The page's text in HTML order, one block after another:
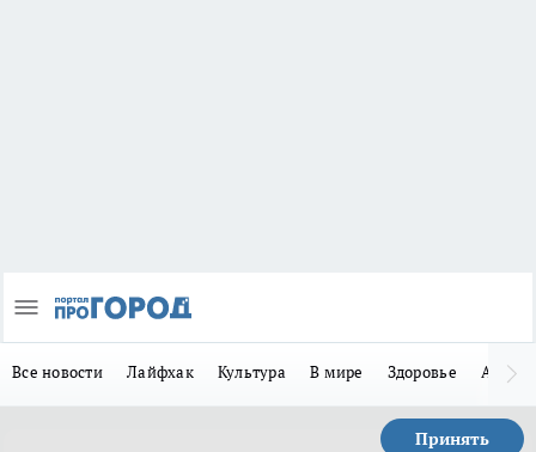
Все новости Лайфхак Культура В мире Здоровье Авто
Принять